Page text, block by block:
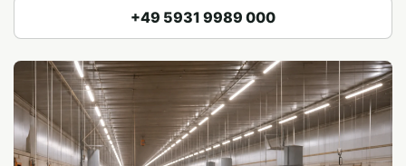
+49 5931 9989 000